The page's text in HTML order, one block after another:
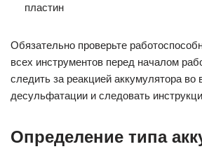
пластин
Обязательно проверьте
всех инструментов перед началом
следить за реакцией аккумулятора во
десульфатации и следовать
Определение типа